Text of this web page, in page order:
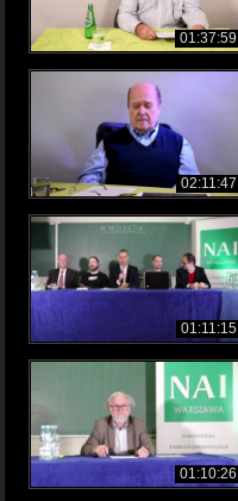
01:37:59
02:11:47
01:11:15
01:10:26